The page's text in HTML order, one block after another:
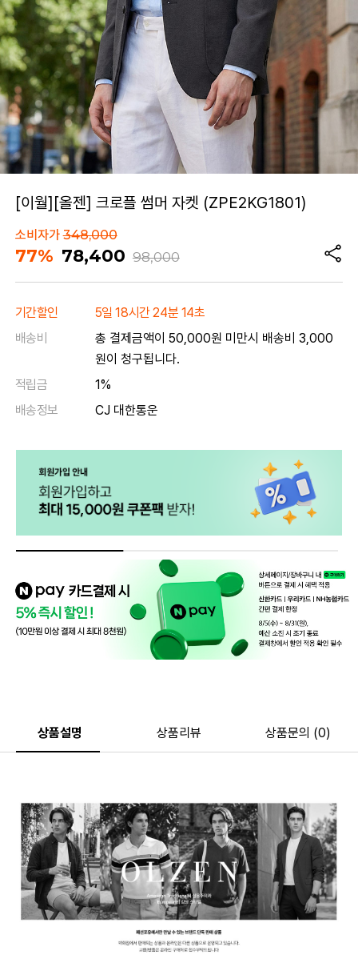
[이월][올젠] 크로플 썸머 자켓 (ZPE2KG1801)
소비자가348,000
77% 78,400 98,000
기간할인
5일 18시간 24분 14초
배송비
총 결제금액이 50,000원 미만시 배송비 3,000
원이 청구됩니다.
적립금
1%
배송정보
CJ 대한통운
상품설명 상품리뷰 상품문의 (0)